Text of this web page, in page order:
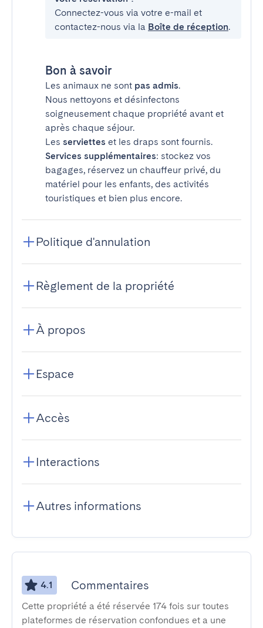
Connectez-vous via votre e-mail et
contactez-nous via la Boîte de réception.
Bon à savoir
Les animaux ne sont pas admis.
Nous nettoyons et désinfectons
soigneusement chaque propriété avant et
après chaque séjour.
Les serviettes et les draps sont fournis.
Services supplémentaires: stockez vos
bagages, réservez un chauffeur privé, du
matériel pour les enfants, des activités
touristiques et bien plus encore.
Politique d'annulation
Règlement de la propriété
À propos
Espace
Accès
Interactions
Autres informations
4.1 Commentaires
Cette propriété a été réservée 174 fois sur toutes
plateformes de réservation confondues et a une